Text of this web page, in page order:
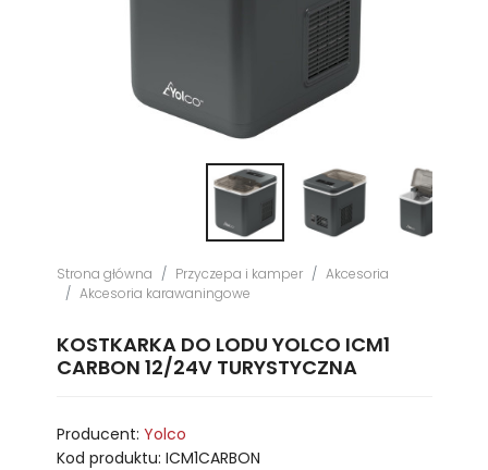
Strona główna Przyczepa i kamper
Akcesoria
Akcesoria karawaningowe
KOSTKARKA DO LODU YOLCO ICM1
CARBON 12/24V TURYSTYCZNA
Producent: Yolco
Kod produktu: ICM1CARBON